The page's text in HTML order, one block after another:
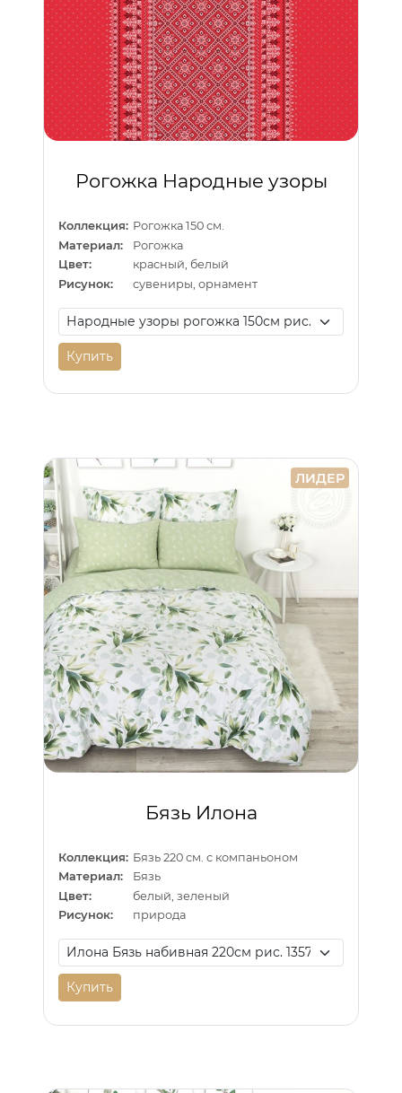
Рогожка Народные узоры
Коллекция: Рогожка 150 см.
Материал:
Рогожка
Цвет:
красный, белый
Рисунок:
сувениры, орнамент
Купить
ЛИДЕР
Бязь Илона
Коллекция: Бязь 220 см. с компаньоном
Материал:
Бязь
Цвет:
белый, зеленый
Рисунок:
природа
Купить